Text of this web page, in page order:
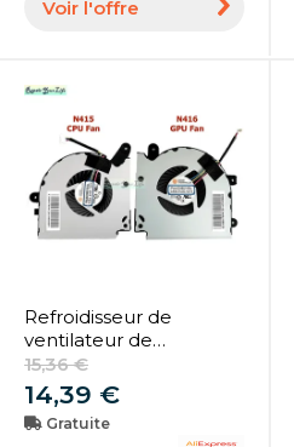
Voir l'offre
Refroidisseur de
ventilateur de
refroidissement pour
ordinateur portable
CPU GPU pour gelée
Creator 17M A9SD (MS-
15,36 €
14,39 €
Gratuite